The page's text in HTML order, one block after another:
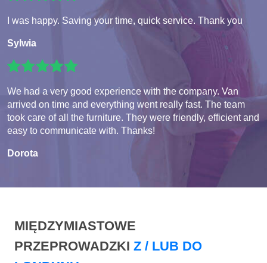
I was happy. Saving your time, quick service. Thank you
Sylwia
We had a very good experience with the company. Van
arrived on time and everything went really fast. The team
took care of all the furniture. They were friendly, efficient and
easy to communicate with. Thanks!
Dorota
MIĘDZYMIASTOWE
PRZEPROWADZKI Z / LUB DO